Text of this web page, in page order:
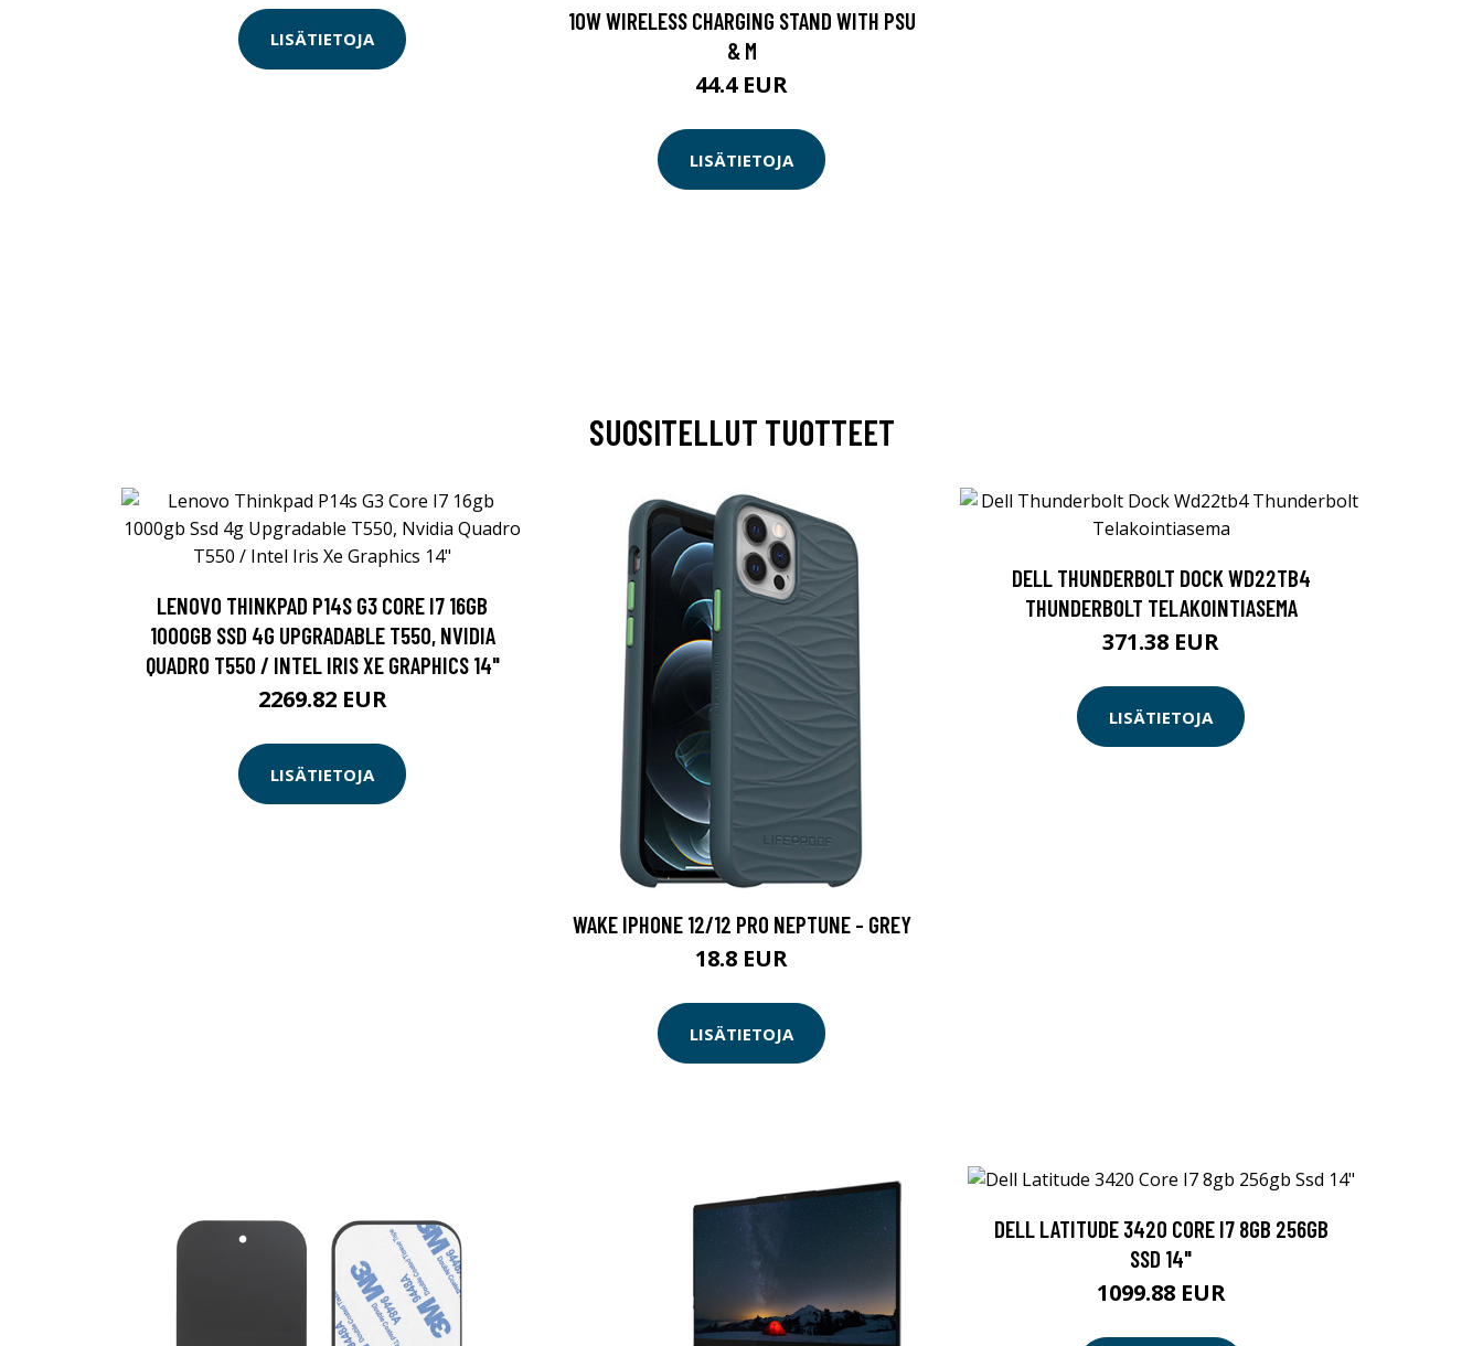
LISÄTIETOJA
10W WIRELESS CHARGING STAND WITH PSU
& M
44.4 EUR
LISÄTIETOJA
SUOSITELLUT TUOTTEET
LENOVO THINKPAD P14S G3 CORE I7 16GB
1000GB SSD 4G UPGRADABLE T550, NVIDIA
QUADRO T550 / INTEL IRIS XE GRAPHICS 14"
2269.82 EUR
LISÄTIETOJA
WAKE IPHONE 12/12 PRO NEPTUNE - GREY
18.8 EUR
LISÄTIETOJA
DELL THUNDERBOLT DOCK WD22TB4
THUNDERBOLT TELAKOINTIASEMA
371.38 EUR
LISÄTIETOJA
DELL LATITUDE 3420 CORE I7 8GB 256GB
SSD 14"
1099.88 EUR